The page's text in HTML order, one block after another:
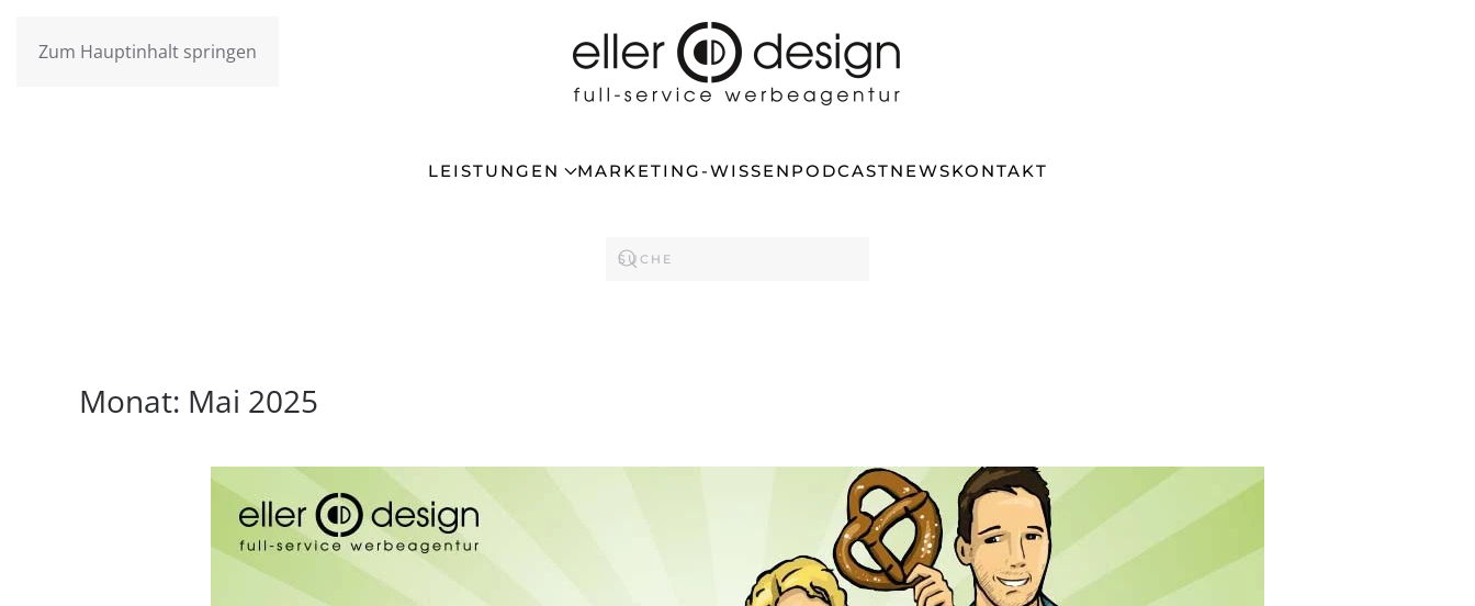
Zum Hauptinhalt springen
LEISTUNGEN MARKETING-WISSEN PODCASTNEWSKONTAKT
Monat: Mai 2025